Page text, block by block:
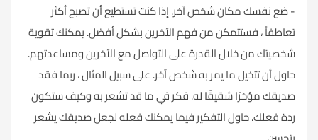
- ضع نفسك مكان شخص آخر. إذا كنت تستطيع أن تصبح أكثر
تعاطفاً ، فستتمكن من فهم الآخرين بشكل أفضل. يمكنك تقوية
شخصيتك من خلال القدرة على التواصل مع الآخرين ومساعدتهم.
حاول أن تتخيل ما يمر به شخص آخر. على سبيل المثال ، ربما فقد
صديقك مؤخرًا شقيقًا له. فكر في ما قد تشعر به وكيف ستكون
ردة فعلك. حاول التفكير فيما يمكنك فعله لجعل صديقك يشعر